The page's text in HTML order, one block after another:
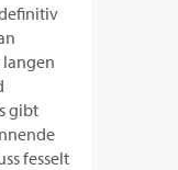
gibt
fesselt